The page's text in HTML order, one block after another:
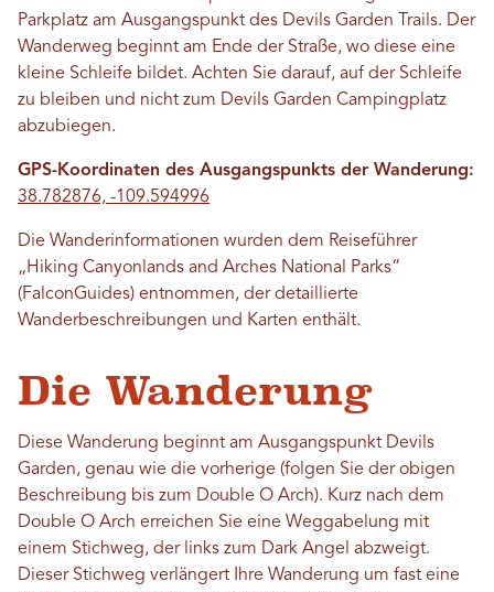
Parkplatz am Ausgangspunkt des Devils Garden Trails. Der
Wanderweg beginnt am Ende der Straße, wo diese eine
kleine Schleife bildet. Achten Sie darauf, auf der Schleife
zu bleiben und nicht zum Devils Garden Campingplatz
abzubiegen.
GPS-Koordinaten des Ausgangspunkts der Wanderung:
38.782876, -109.594996
Die Wanderinformationen wurden dem Reiseführer
„Hiking Canyonlands and Arches National Parks“
(FalconGuides) entnommen, der detaillierte
Wanderbeschreibungen und Karten enthält.
Die Wanderung
Diese Wanderung beginnt am Ausgangspunkt Devils
Garden, genau wie die vorherige (folgen Sie der obigen
Beschreibung bis zum Double O Arch). Kurz nach dem
Double O Arch erreichen Sie eine Weggabelung mit
einem Stichweg, der links zum Dark Angel abzweigt.
Dieser Stichweg verlängert Ihre Wanderung um fast eine